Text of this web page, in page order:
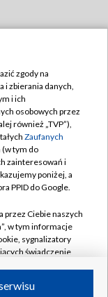
zgody na
i zbierania danych,
i ich
osobowych przez
również „TVP”),
Zaufanych
(w tym do
zainteresowań i
poniżej, a
PPID do Google.
przez Ciebie naszych
w tym informacje
sygnalizatory
świadczenie